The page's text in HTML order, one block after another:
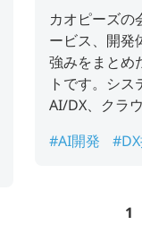
カオピーズの
ービス、開発
強みをまとめ
トです。シス
AI/DX、クラ
けに、初回検
#AI開発
#会社1